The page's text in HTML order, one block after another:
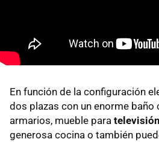
En función de la configuración
dos plazas con un enorme baño
armarios, mueble para
generosa cocina o también